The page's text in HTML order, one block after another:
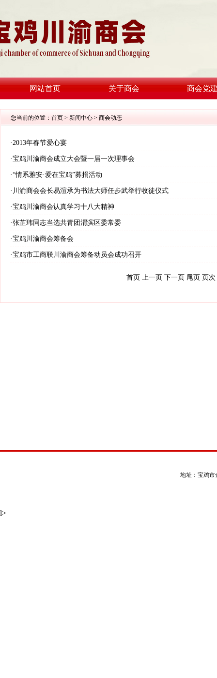
网站首页 关于商会 商会党
您当前的位置： 首页 > 新闻中心 > 商会动态
·2013年春节爱心宴
·宝鸡川渝商会成立大会暨一届一次理事会
·“情系雅安·爱在宝鸡”募捐活动
· 川渝商会会长易渲承为书法大师任步武举行收徒仪式
·宝鸡川渝商会认真学习十八大精神
·张芷玮同志当选共青团渭滨区委常委
·宝鸡川渝商会筹备会
·宝鸡市工商联川渝商会筹备动员会成功召开
首页 上一页 下一页 尾页 页次
地址：宝鸡市
l>